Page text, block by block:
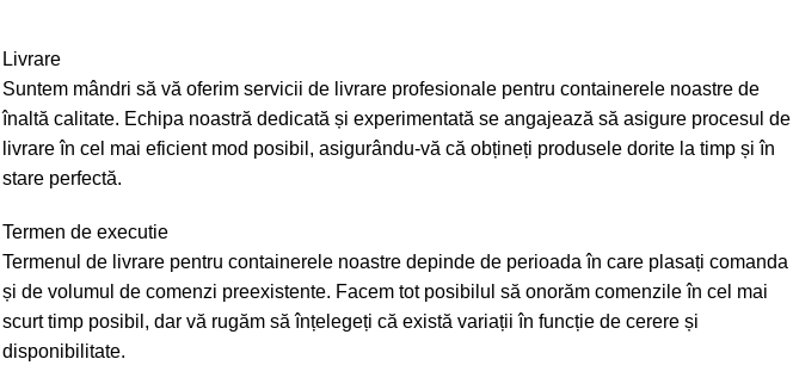
Livrare
Suntem mândri să vă oferim servicii de livrare profesionale pentru containerele noastre de
înaltă calitate. Echipa noastră dedicată și experimentată se angajează să asigure procesul de
livrare în cel mai eficient mod posibil, asigurându-vă că obțineți produsele dorite la timp și în
stare perfectă.
Termen de executie
Termenul de livrare pentru containerele noastre depinde de perioada în care plasați comanda
și de volumul de comenzi preexistente. Facem tot posibilul să onorăm comenzile în cel mai
scurt timp posibil, dar vă rugăm să înțelegeți că există variații în funcție de cerere și
disponibilitate.